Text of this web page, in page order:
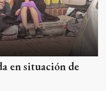
en situación de